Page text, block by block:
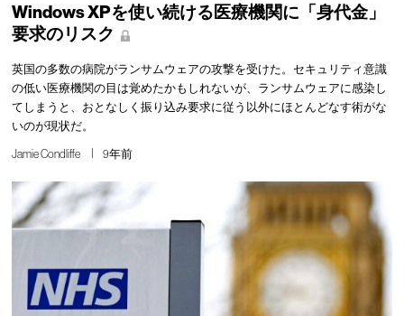
Windows XPを使い続ける医療機関に「身代金」
要求のリスク
英国の多数の病院がランサムウェアの攻撃を受けた。セキュリティ意識
の低い医療機関の目は覚めたかもしれないが、ランサムウェアに感染し
てしまうと、おとなしく振り込み要求に従う以外にほとんどなす術がな
いのが現状だ。
Jamie Condliffe 9年前